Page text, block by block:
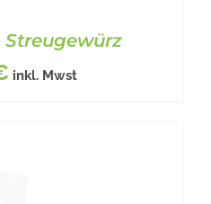
Streugewürz
inkl. Mwst